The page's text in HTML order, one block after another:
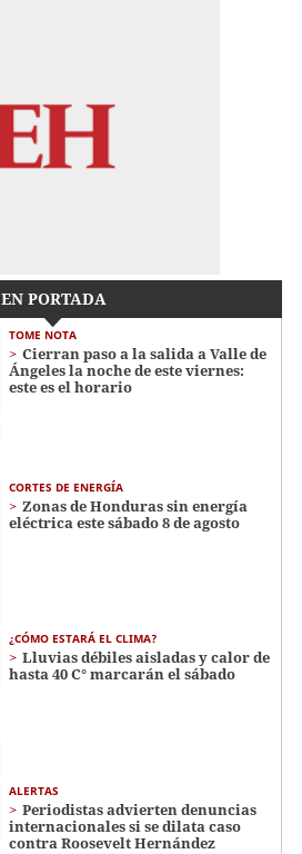
EN PORTADA
TOME NOTA
Cierran paso a la salida a Valle de
Ángeles la noche de este viernes:
este es el horario
CORTES DE ENERGÍA
Zonas de Honduras sin energía
eléctrica este sábado 8 de agosto
¿CÓMO ESTARÁ EL CLIMA?
Lluvias débiles aisladas y calor de
hasta 40 C° marcarán el sábado
ALERTAS
Periodistas advierten denuncias
internacionales si se dilata caso
contra Roosevelt Hernández